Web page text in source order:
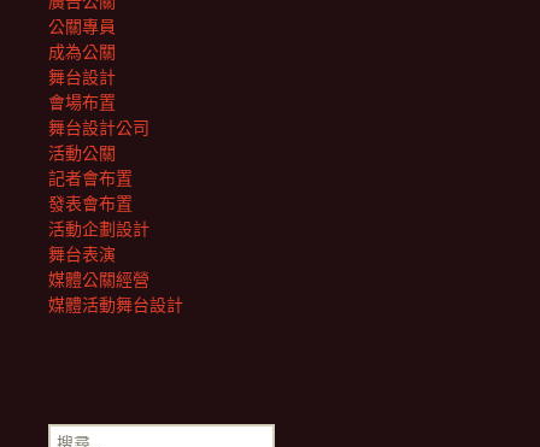
公關專員
成為公關
舞台設計
會場布置
舞台設計公司
活動公關
記者會布置
發表會布置
活動企劃設計
舞台表演
媒體公關經營
媒體活動舞台設計
搜